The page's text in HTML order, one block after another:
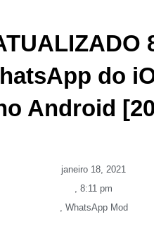
do
Android
janeiro 18, 2021
, 8:11 pm
, WhatsApp Mod